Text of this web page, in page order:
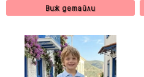
Виж детайли